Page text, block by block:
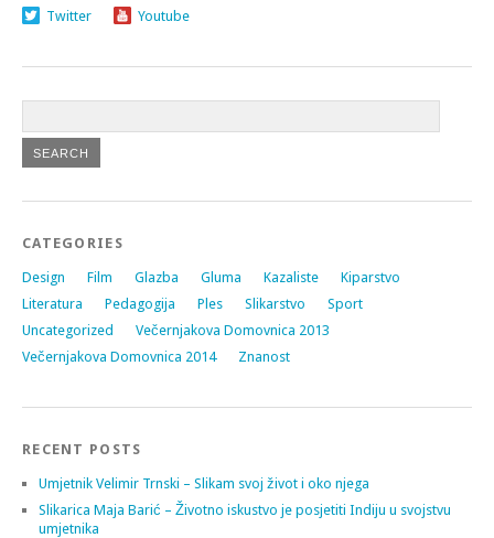
Twitter Youtube
CATEGORIES
Design Film Glazba Gluma Kazaliste
Kiparstvo
Literatura
Pedagogija Ples Slikarstvo
Sport
Uncategorized
Večernjakova Domovnica 2013
Večernjakova Domovnica 2014
Znanost
RECENT POSTS
Umjetnik Velimir Trnski – Slikam svoj život i oko njega
Slikarica Maja Barić – Životno iskustvo je posjetiti Indiju u svojstvu
umjetnika